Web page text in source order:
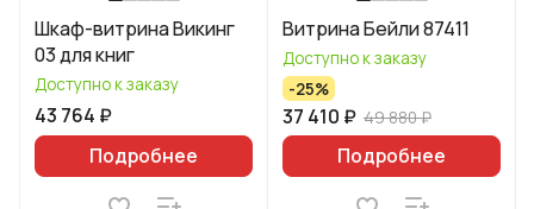
Шкаф-витрина Викинг
03 для книг
Доступно к заказу
43 764 ₽
Подробнее
Витрина Бейли 87411
Доступно к заказу
-25%
37 410 ₽ 49 880 ₽
Подробнее